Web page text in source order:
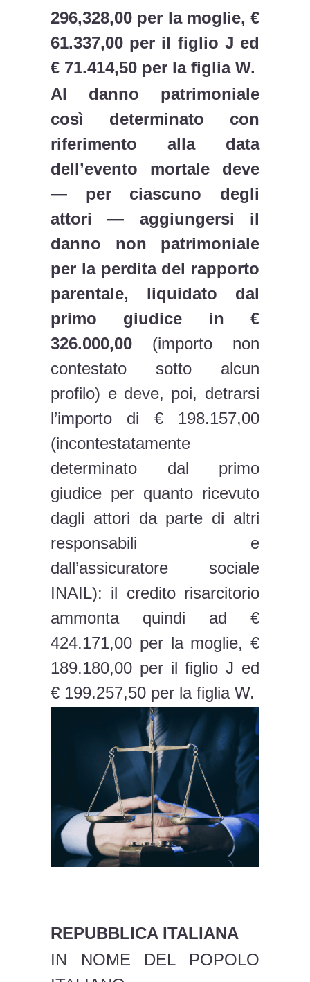
296,328,00 per la moglie, €
61.337,00 per il figlio J ed
€ 71.414,50 per la figlia W.
Al danno patrimoniale
così determinato con
riferimento alla data
dell’evento mortale deve
— per ciascuno degli
attori — aggiungersi il
danno non patrimoniale
per la perdita del rapporto
parentale, liquidato dal
primo giudice in €
326.000,00 (importo non
contestato sotto alcun
profilo) e deve, poi, detrarsi
l’importo di € 198.157,00
(incontestatamente
determinato dal primo
giudice per quanto ricevuto
dagli attori da parte di altri
responsabili e
dall’assicuratore sociale
INAIL): il credito risarcitorio
ammonta quindi ad €
424.171,00 per la moglie, €
189.180,00 per il figlio J ed
€ 199.257,50 per la figlia W.
REPUBBLICA ITALIANA
IN NOME DEL POPOLO